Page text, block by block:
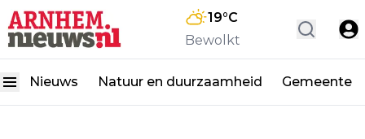
19°C
Bewolkt
Nieuws Natuur en duurzaamheid Gemeente